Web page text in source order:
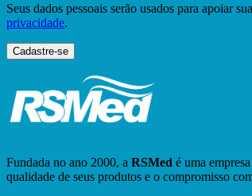
Seus dados pessoais serão usados ​​para apoiar
privacidade.
Cadastre-se
Fundada no ano 2000, a RSMed é uma
qualidade de seus produtos e o compromisso